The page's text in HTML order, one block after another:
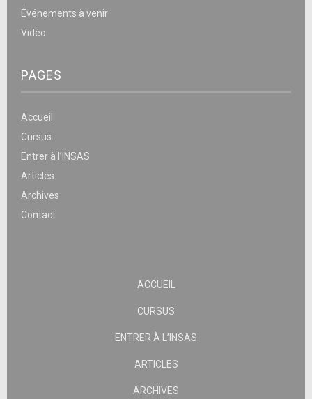
Événements à venir
Vidéo
PAGES
Accueil
Cursus
Entrer à l’INSAS
Articles
Archives
Contact
ACCUEIL
CURSUS
ENTRER À L’INSAS
ARTICLES
ARCHIVES